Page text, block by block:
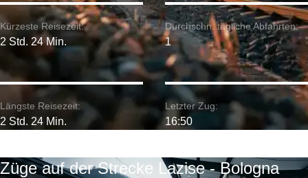
Kürzeste Reisezeit:
2 Std. 24 Min.
Längste Reisezeit:
2 Std. 24 Min.
Durchschn. tägliche Abfahrten:
1
Letzter Zug:
16:50
Züge auf der Strecke Lazise - Bologna